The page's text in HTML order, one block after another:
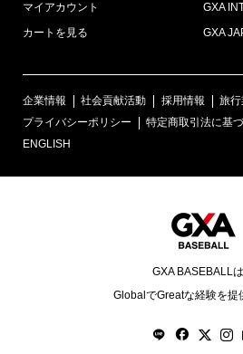
マイアカウント
カートを見る
GXA
GXA
企業情報 社会貢献活動 採用情報
旅
プライバシーポリシー
特定商取引法に基
ENGLISH
GXA BASEBALLは
GlobalでGreatな経験を提